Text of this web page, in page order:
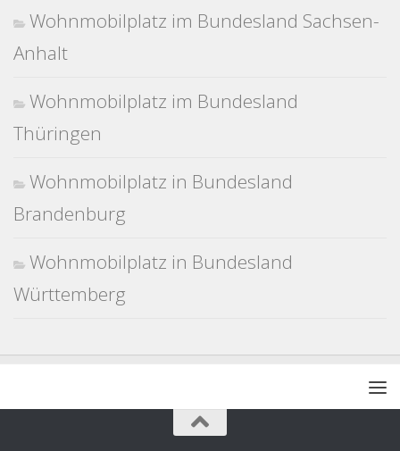
Wohnmobilplatz im Bundesland Sachsen-
Anhalt
Wohnmobilplatz im Bundesland
Thüringen
Wohnmobilplatz in Bundesland
Brandenburg
Wohnmobilplatz in Bundesland
Württemberg